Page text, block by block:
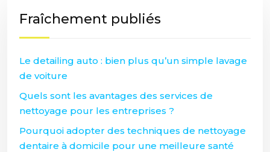
Fraîchement publiés
Le detailing auto : bien plus qu’un simple lavage
de voiture
Quels sont les avantages des services de
nettoyage pour les entreprises ?
Pourquoi adopter des techniques de nettoyage
dentaire à domicile pour une meilleure santé